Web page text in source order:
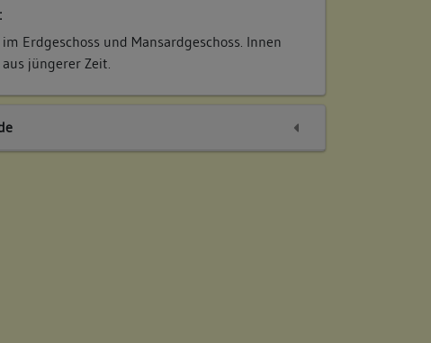
Erdgeschoss und Mansardgeschoss. Innen
jüngerer Zeit.